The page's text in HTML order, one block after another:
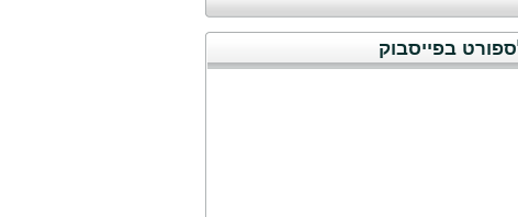
בפייסבוק